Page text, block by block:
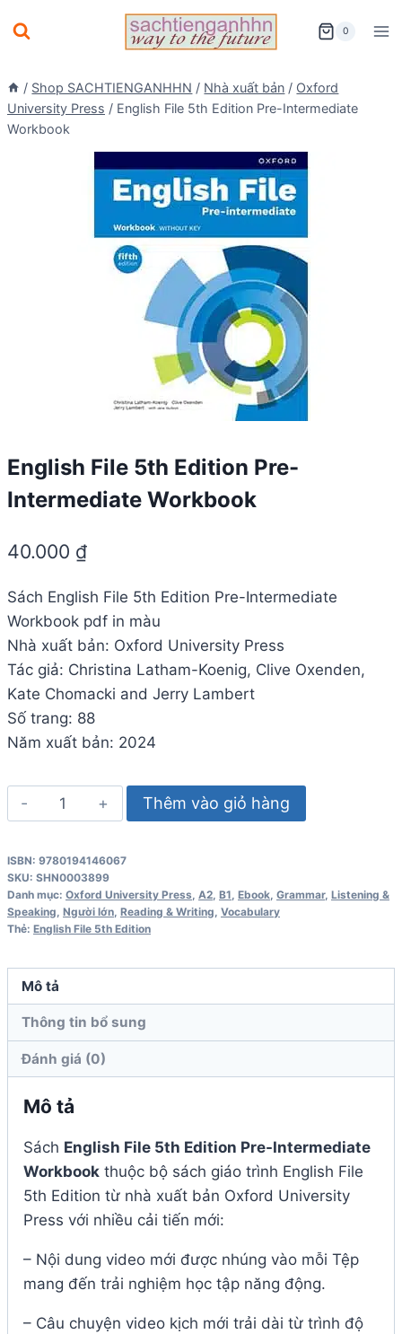
to
0
/ Shop SACHTIENGANHHN / Nhà xuất bản / Oxford
University Press / English File 5th Edition Pre-Intermediate
Workbook
English File 5th Edition Pre-
Intermediate Workbook
40.000 ₫
Sách English File 5th Edition Pre-Intermediate
Workbook pdf in màu
Nhà xuất bản: Oxford University Press
Tác giả: Christina Latham-Koenig, Clive Oxenden,
Kate Chomacki and Jerry Lambert
Số trang: 88
Năm xuất bản: 2024
English
File
Edition
Pre-
Intermediate
số
lượng
Thêm vào giỏ hàng
ISBN: 9780194146067
SKU: SHN0003899
Danh mục: Oxford University Press A2 B1 Ebook Grammar, Listening &
Speaking Người lớn Reading & Writing Vocabulary
Thẻ: English File 5th Edition
Mô tả
Thông tin bổ sung
Đánh giá (0)
Mô tả
Sách English File 5th Edition Pre-Intermediate
Workbook thuộc bộ sách giáo trình English File
5th Edition từ nhà xuất bản Oxford University
Press với nhiều cải tiến mới:
– Nội dung video mới được nhúng vào mỗi Tệp
mang đến trải nghiệm học tập năng động.
– Câu chuyện video kịch mới trải dài từ trình độ